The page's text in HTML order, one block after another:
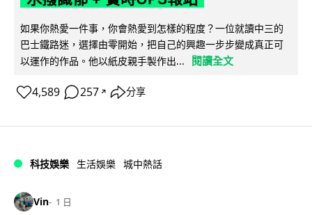
如果你熱愛一件事，你會熱愛到怎樣的程度？一位就讀中三的
巴士鐵路迷，選擇由零開始，把自己的興趣一步步變成真正可
以運作的作品。他以紙皮親手製作出...
閱讀全文
4,589 257 ↗ 分享
科技娛樂 生活娛樂 城中熱話
Vin 1 日